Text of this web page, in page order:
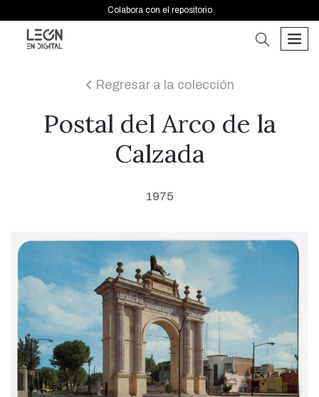
Colabora con el repositorio
buscar
icon
Regresar a la colección
Postal del Arco de la
Calzada
1975